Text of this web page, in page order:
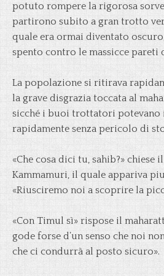
potuto rompere la rigorosa
partirono subito a gran trotto
quale era ormai diventato
spento contro le massicce pareti
La popolazione si ritirava
la grave disgrazia toccata al
sicché i buoi trottatori potevano
rapidamente senza pericolo di
«Che cosa dici tu, sahib?»
Kammamuri, il quale appariva
«Riusciremo noi a scoprire la
«Con Timul sì» rispose il
gode forse d’un senso che noi
che ci condurrà al posto sicuro».